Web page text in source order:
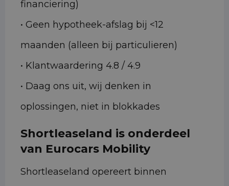
financiering)
• Geen hypotheek-afslag bij <12
maanden (alleen bij particulieren)
• Klantwaardering 4.8 / 4.9
• Daag ons uit, wij denken in
oplossingen, niet in blokkades
Shortleaseland is onderdeel
van Eurocars Mobility
Shortleaseland opereert binnen